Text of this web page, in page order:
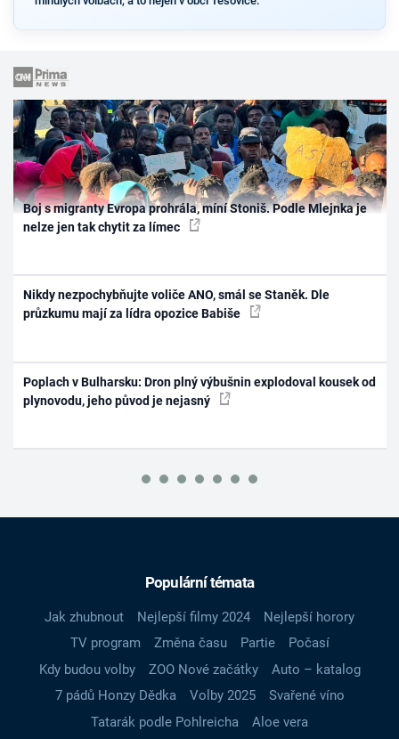
Boj s migranty Evropa prohrála, míní Stoniš. Podle Mlejnka je
nelze jen tak chytit za límec
Nikdy nezpochybňujte voliče ANO, smál se Staněk. Dle
průzkumu mají za lídra opozice Babiše
Poplach v Bulharsku: Dron plný výbušnin explodoval kousek od
plynovodu, jeho původ je nejasný
Populární témata
Jak zhubnout Nejlepší filmy 2024
Nejlepší horory
TV program
Změna času Partie
Počasí
Kdy budou volby
ZOO Nové začátky
Auto – katalog
7 pádů Honzy Dědka
Volby 2025
Svařené víno
Tatarák podle Pohlreicha
Aloe vera